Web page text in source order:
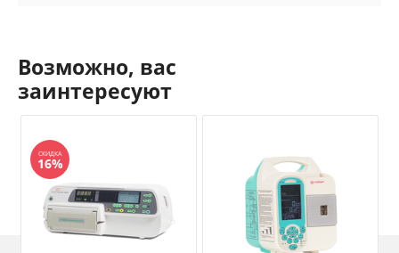
Возможно, вас
заинтересуют
СКИДКА
16%